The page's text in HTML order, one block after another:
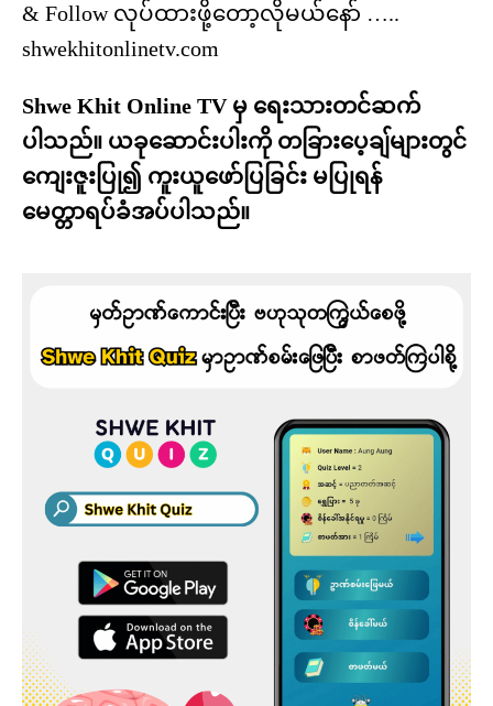
& Follow လုပ်ထားဖို့တော့လိုမယ်နော် …..
shwekhitonlinetv.com
Shwe Khit Online TV မှ ရေးသားတင်ဆက်
ပါသည်။ ယခုဆောင်းပါးကို တခြားပေ့ချ်များတွင်
ကျေးဇူးပြု၍ ကူးယူဖော်ပြခြင်း မပြုရန်
မေတ္တာရပ်ခံအပ်ပါသည်။